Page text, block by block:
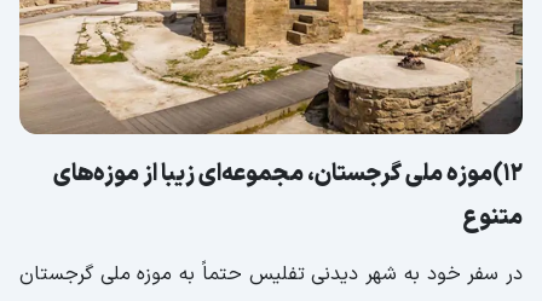
12)موزه ملی گرجستان، مجموعه‌ای زیبا از موزه‌های
متنوع
در سفر خود به شهر دیدنی تفلیس حتماً به موزه ملی گرجستان